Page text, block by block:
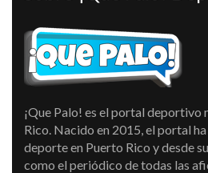
¡Que Palo! es el portal deportivo
Rico. Nacido en 2015, el portal
deporte en Puerto Rico y desde
como el periódico de todas las